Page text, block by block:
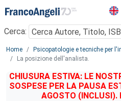
Menu
Cerca:
Main content
Home
Psicopatologie e tecniche per
La posizione dell'analista.
CHIUSURA ESTIVA: LE
SOSPESE PER LA PAUSA
AGOSTO (INCLUSI).